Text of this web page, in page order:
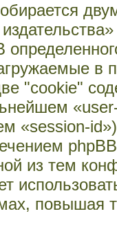
в
"cookie"
«session-
из тем
повышая